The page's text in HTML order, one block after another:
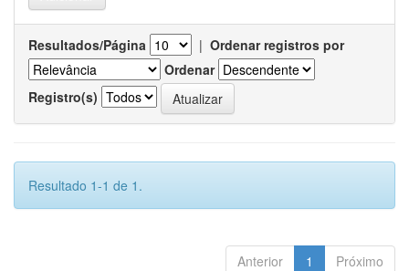
Resultados/Página | Ordenar registros por
Ordenar
Registro(s)
Resultado 1-1 de 1.
Anterior 1 Próximo